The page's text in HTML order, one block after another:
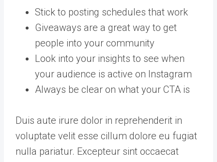
Stick to posting schedules that work
Giveaways are a great way to get
people into your community
Look into your insights to see when
your audience is active on Instagram
Always be clear on what your CTA is
Duis aute irure dolor in reprehenderit in
voluptate velit esse cillum dolore eu fugiat
nulla pariatur. Excepteur sint occaecat